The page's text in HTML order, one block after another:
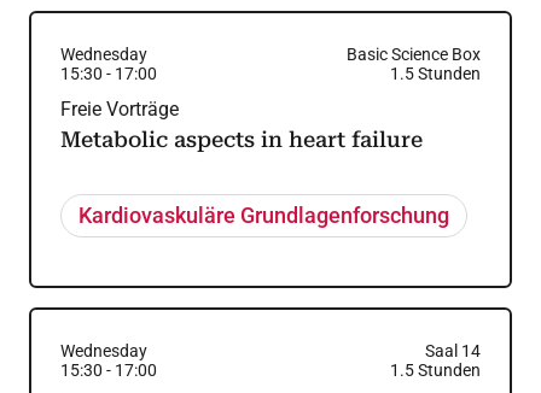
Wednesday
Basic Science Box
15:30 - 17:00 1.5Stunden
Freie Vorträge
Metabolic aspects in heart failure
Kardiovaskuläre Grundlagenforschung
Wednesday
Saal 14
15:30 - 17:00 1.5Stunden